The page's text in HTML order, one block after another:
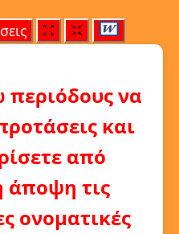
περιόδους να
και
από
άποψη τις
ονοματικές